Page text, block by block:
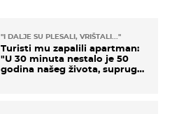
"I DALJE SU PLESALI, VRIŠTALI..."
Turisti mu zapalili apartman:
"U 30 minuta nestalo je 50
godina našeg života, supruga